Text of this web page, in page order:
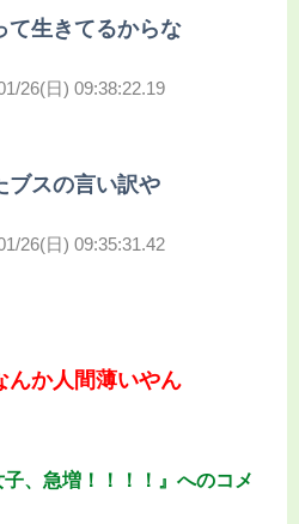
て生きてるからな
26(日) 09:38:22.19
ブスの言い訳や
26(日) 09:35:31.42
んか人間薄いやん
子、急増！！！！』へのコメ